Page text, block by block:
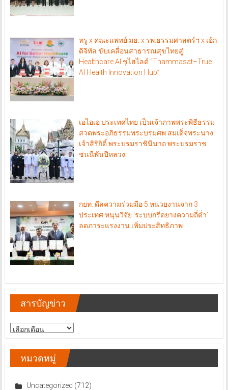
ทรู x คณะแพทย์ มธ. x รพ.ธรรมศาสตร์ฯ x เอ้ก
ดิจิทัล ขับเคลื่อนสาธารณสุขไทยสู่
Healthcare AI ชูไฮไลต์ “Thammasat–True
AI Health Innovation Hub”
เอไอเอ ประเทศไทย เป็นเจ้าภาพพระพิธีธรรม
สวดพระอภิธรรมพระบรมศพ สมเด็จพระนาง
เจ้าสิริกิติ์ พระบรมราชินีนาถ พระบรมราช
ชนนีพันปีหลวง
กยท. ดีลความร่วมมือ 5 หน่วยงานจาก 3
ประเทศ หนุนวิจัย ‘ระบบกรีดยางความถี่ต่ำ’
ลดภาระแรงงาน เพิ่มประสิทธิภาพ
สารบัญข่าว
สารบัญ
ข่าว
หมวดหมู่
Uncategorized (712)